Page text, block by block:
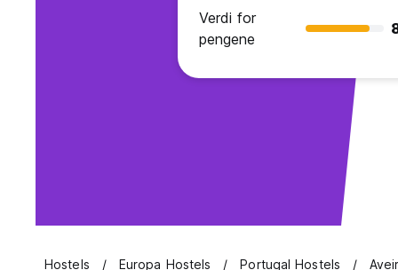
Verdi for
pengene
Hostels Europa Hostels Portugal Hostels